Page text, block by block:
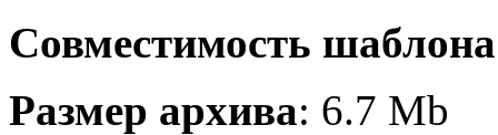
Совместимость шаблона
Размер архива: 6.7 Mb